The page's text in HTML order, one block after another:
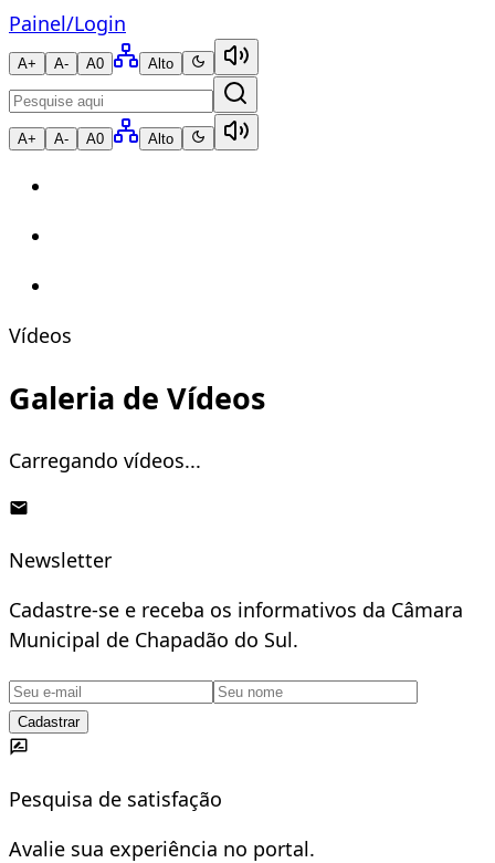
Painel/Login
A+ A- A0 Alto
A+ A- A0 Alto
Vídeos
Galeria de Vídeos
Carregando vídeos...
Newsletter
Cadastre-se e receba os informativos da Câmara
Municipal de Chapadão do Sul.
Cadastrar
Pesquisa de satisfação
Avalie sua experiência no portal.